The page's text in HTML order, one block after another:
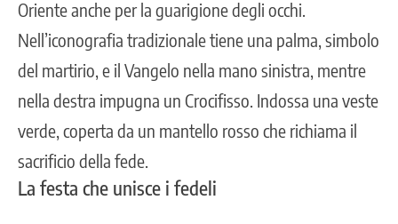
Oriente anche per la guarigione degli occhi.
Nell’iconografia tradizionale tiene una palma, simbolo
del martirio, e il Vangelo nella mano sinistra, mentre
nella destra impugna un Crocifisso. Indossa una veste
verde, coperta da un mantello rosso che richiama il
sacrificio della fede.
La festa che unisce i fedeli